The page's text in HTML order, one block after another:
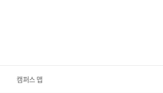
캠퍼스 맵